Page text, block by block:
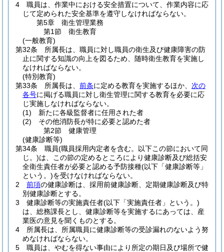
4
職員は、作業中における安全措置について、作業内容に応
じて定められた安全基準を遵守しなければならない。
第5章
衛生管理業務
第1節
衛生教育
(一般教育)
第32条
所属長は、職員に対し職員の衛生及び健康障害の防
止に関する知識の向上を図るため、随時衛生教育を実施し
なければならない。
(特別教育)
第33条
所属長は、 前条に定める教育を実施するほか、 次の
各号に掲げる職員に対し衛生管理に関する教育を必要に応
じ実施しなければならない。
(1)
新たに各級監督者に任用された者
(2)
その他消防長が特に必要と認めた者
第2節
健康管理
(健康診断等)
第34条
職員(職員採用内定者を含む。以下この節において同
じ。)は、この節の定めるところにより健康診断及び総括安
全衛生責任者が必要と認める予防接種(以下「健康診断等」
という。)を受けなければならない。
2
前項の健康診断は、採用前健康診断、定期健康診断及び特
別健康診断とする。
3
健康診断等の実施責任者(以下「実施責任者」という。)
は、総務課長とし、健康診断等を実施するにあっては、産
業医の意見を聞くものとする。
4
所属長は、所属職員に健康診断等の受診漏れのないよう努
めなければならない。
5
職員は、やむを得ない事由により所定の期日及び場所で健